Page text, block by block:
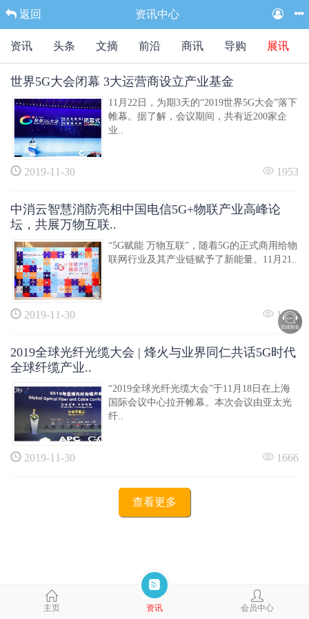
返回 资讯中心
资讯 头条 文摘 前沿 商讯 导购 展讯
世界5G大会闭幕 3大运营商设立产业基金
11月22日，为期3天的“2019世界5G大会”落下
帷幕。据了解，会议期间，共有近200家企
业..
2019-11-30 1953
中消云智慧消防亮相中国电信5G+物联产业高峰论
坛，共展万物互联..
“5G赋能 万物互联”，随着5G的正式商用给物
联网行业及其产业链赋予了新能量。11月21..
2019-11-30 1905
2019全球光纤光缆大会 | 烽火与业界同仁共话5G时代
全球纤缆产业..
“2019全球光纤光缆大会”于11月18日在上海
国际会议中心拉开帷幕。本次会议由亚太光
纤..
2019-11-30 1666
查看更多
主页 资讯 会员中心